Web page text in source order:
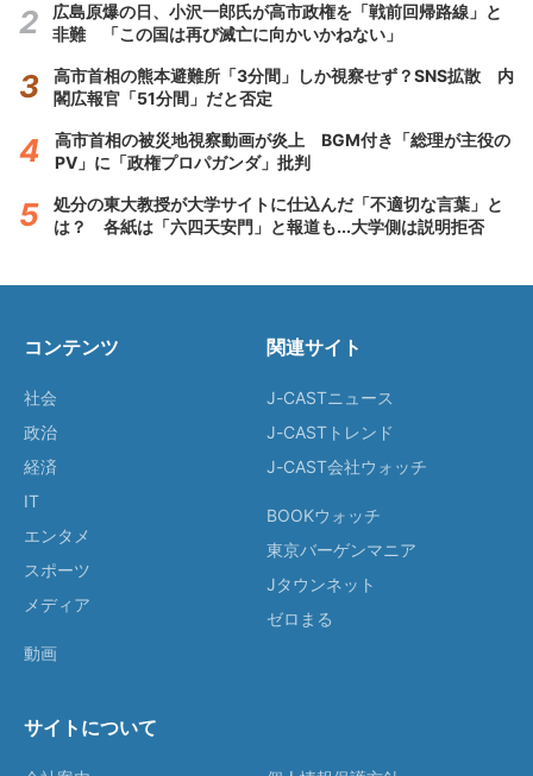
広島原爆の日、小沢一郎氏が高市政権を「戦前回帰路線」と
非難 「この国は再び滅亡に向かいかねない」
高市首相の熊本避難所「3分間」しか視察せず？SNS拡散 内
閣広報官「51分間」だと否定
高市首相の被災地視察動画が炎上 BGM付き「総理が主役の
PV」に「政権プロパガンダ」批判
処分の東大教授が大学サイトに仕込んだ「不適切な言葉」と
は？ 各紙は「六四天安門」と報道も...大学側は説明拒否
コンテンツ
社会
政治
経済
IT
エンタメ
スポーツ
メディア
動画
関連サイト
J-CASTニュース
J-CASTトレンド
J-CAST会社ウォッチ
BOOKウォッチ
東京バーゲンマニア
Jタウンネット
ゼロまる
サイトについて